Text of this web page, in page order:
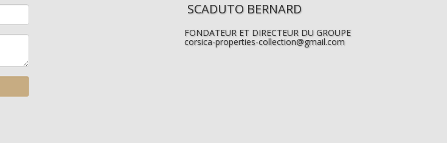
SCADUTO BERNARD
FONDATEUR ET DIRECTEUR DU GROUPE
corsica-properties-collection@gmail.com